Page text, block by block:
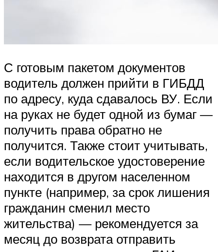
С готовым пакетом документов
водитель должен прийти в ГИБДД
по адресу, куда сдавалось ВУ. Если
на руках не будет одной из бумаг —
получить права обратно не
получится. Также стоит учитывать,
если водительское удостоверение
находится в другом населенном
пункте (например, за срок лишения
гражданин сменил место
жительства) — рекомендуется за
месяц до возврата отправить